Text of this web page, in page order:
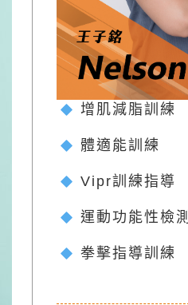
增肌減脂訓練
體適能訓練
Vipr訓練指導
運動功能性檢測
拳擊指導訓練